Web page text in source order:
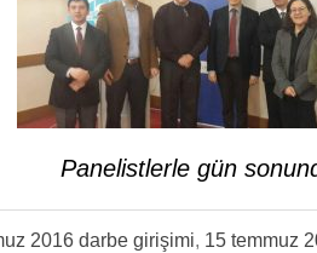
Panelistlerle gün
2016 darbe girişimi, 15 temmuz